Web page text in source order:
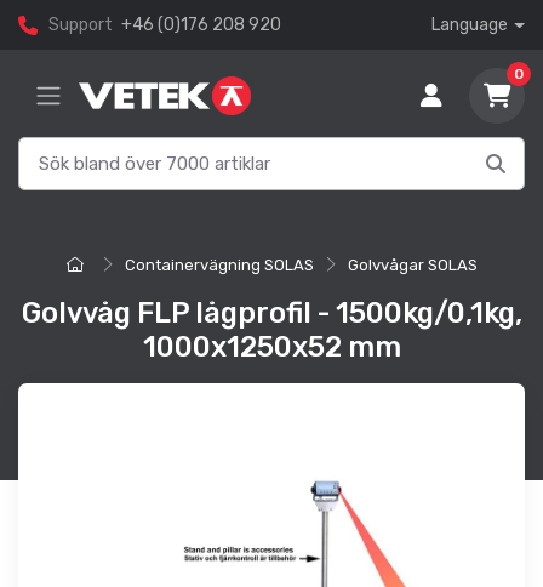
Support +46 (0)176 208 920 Language
0
Containervägning SOLAS Golvvågar SOLAS
Golvvåg FLP lågprofil - 1500kg/0,1kg,
1000x1250x52 mm